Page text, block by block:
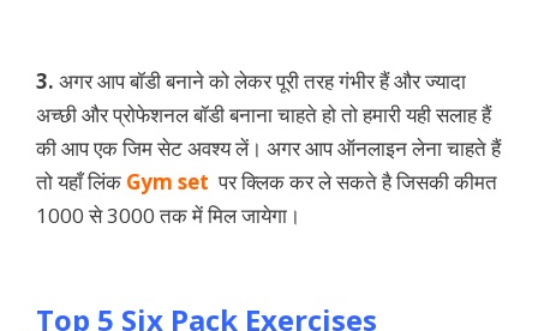
3. अगर आप बॉडी बनाने को लेकर पूरी तरह गंभीर हैं और ज्यादा
अच्छी और प्रोफेशनल बॉडी बनाना चाहते हो तो हमारी यही सलाह हैं
की आप एक जिम सेट अवश्य लें। अगर आप ऑनलाइन लेना चाहते हैं
तो यहाँ लिंक Gym set पर क्लिक कर ले सकते है जिसकी कीमत
1000 से 3000 तक में मिल जायेगा।
Top 5 Six Pack Exercises